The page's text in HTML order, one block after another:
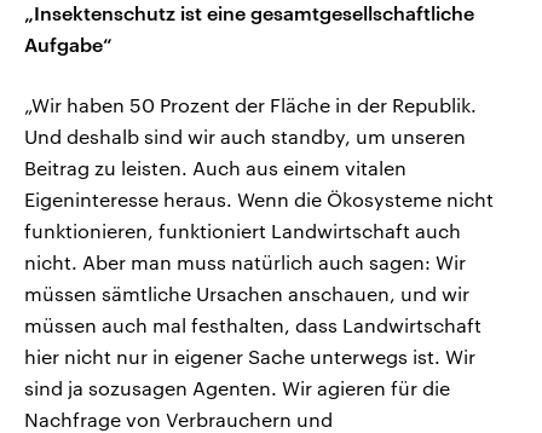
„Insektenschutz ist eine gesamtgesellschaftliche
Aufgabe“
„Wir haben 50 Prozent der Fläche in der Republik.
Und deshalb sind wir auch standby, um unseren
Beitrag zu leisten. Auch aus einem vitalen
Eigeninteresse heraus. Wenn die Ökosysteme nicht
funktionieren, funktioniert Landwirtschaft auch
nicht. Aber man muss natürlich auch sagen: Wir
müssen sämtliche Ursachen anschauen, und wir
müssen auch mal festhalten, dass Landwirtschaft
hier nicht nur in eigener Sache unterwegs ist. Wir
sind ja sozusagen Agenten. Wir agieren für die
Nachfrage von Verbrauchern und